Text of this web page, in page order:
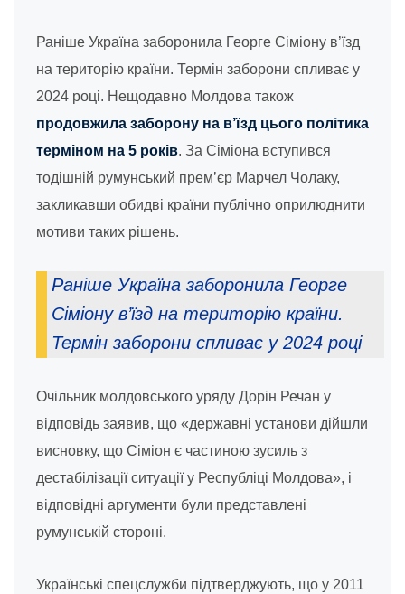
Раніше Україна заборонила Георге Сіміону в’їзд
на територію країни. Термін заборони спливає у
2024 році. Нещодавно Молдова також
продовжила заборону на в’їзд цього політика
терміном на 5 років. За Сіміона вступився
тодішній румунський прем’єр Марчел Чолаку,
закликавши обидві країни публічно оприлюднити
мотиви таких рішень.
Раніше Україна заборонила Георге
Сіміону в’їзд на територію країни.
Термін заборони спливає у 2024 році
Очільник молдовського уряду Дорін Речан у
відповідь заявив, що «державні установи дійшли
висновку, що Сіміон є частиною зусиль з
дестабілізації ситуації у Республіці Молдова», і
відповідні аргументи були представлені
румунській стороні.
Українські спецслужби підтверджують, що у 2011